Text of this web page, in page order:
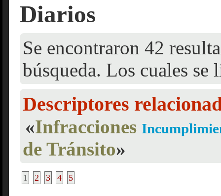
Diarios
Se encontraron 42
búsqueda. Los cuales se
Descriptores
«Infracciones
de Tránsito»
1 2 3 4 5